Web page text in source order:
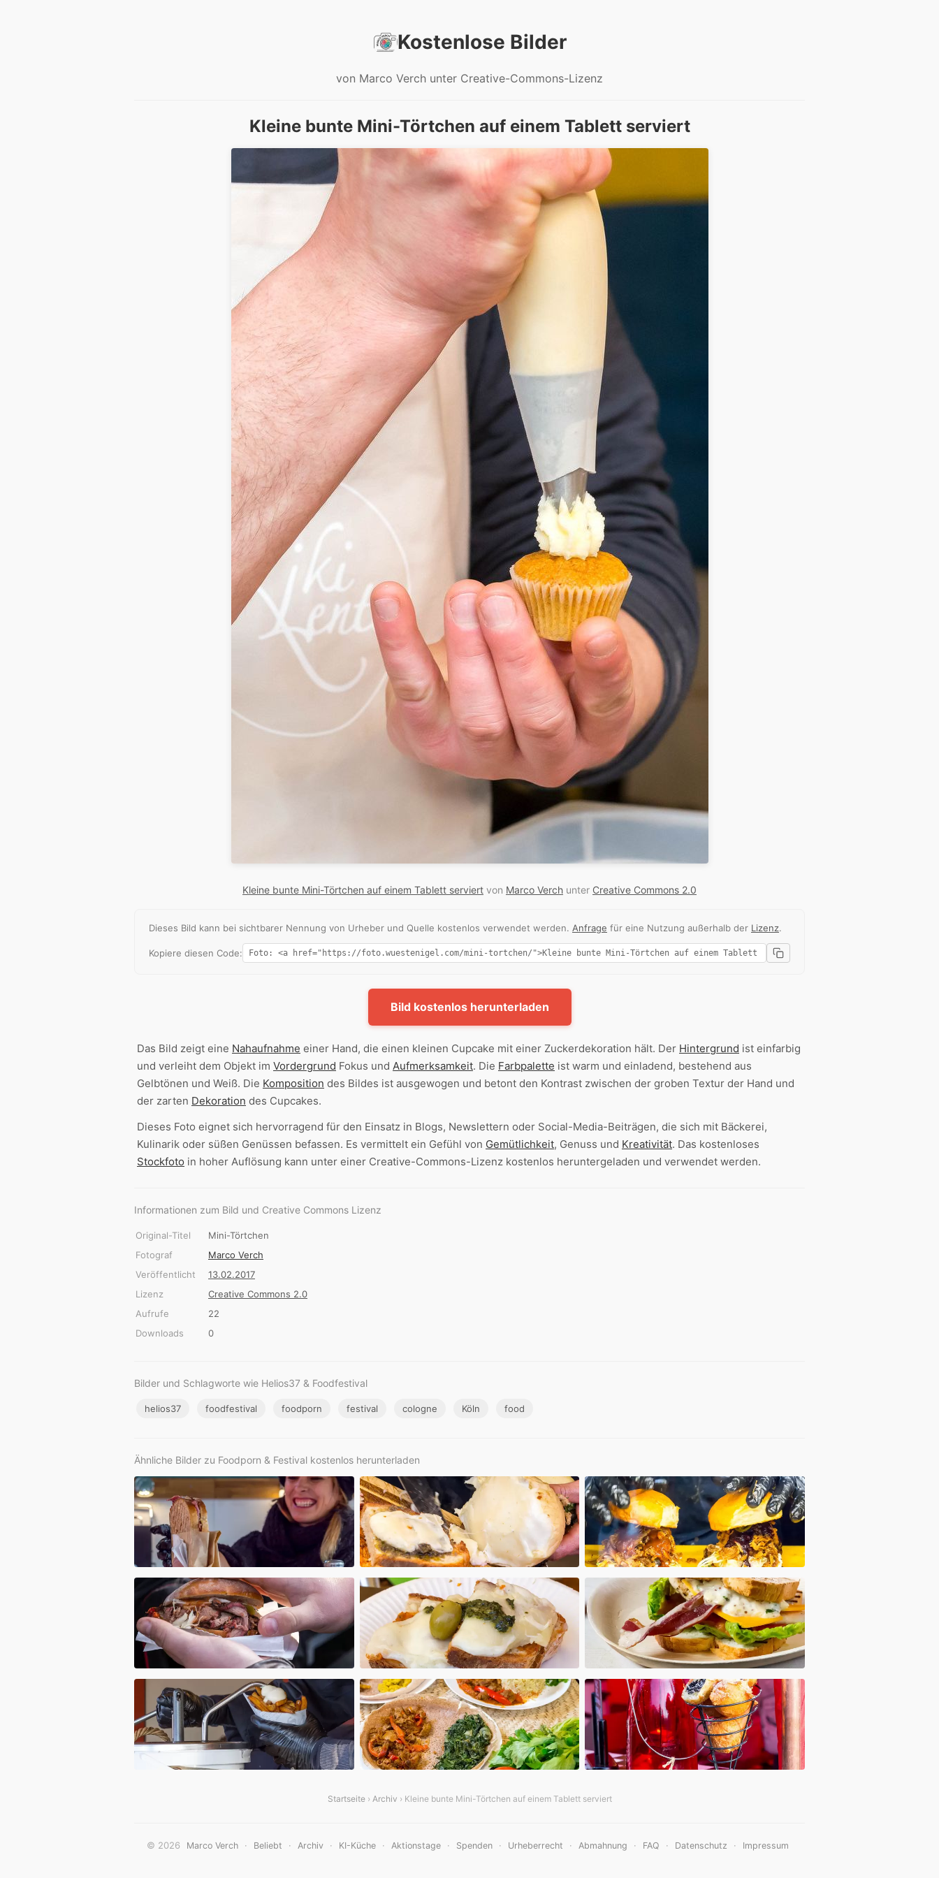
Kostenlose Bilder
von Marco Verch unter Creative-Commons-Lizenz
Kleine bunte Mini-Törtchen auf einem Tablett serviert
Kleine bunte Mini-Törtchen auf einem Tablett serviert von Marco Verch unter Creative Commons 2.0
Dieses Bild kann bei sichtbarer Nennung von Urheber und Quelle kostenlos verwendet werden. Anfrage für eine Nutzung außerhalb der Lizenz.
Kopiere diesen Code:
Bild kostenlos herunterladen
Das Bild zeigt eine Nahaufnahme einer Hand, die einen kleinen Cupcake mit einer Zuckerdekoration hält. Der Hintergrund ist einfarbig
und verleiht dem Objekt im Vordergrund Fokus und Aufmerksamkeit. Die Farbpalette ist warm und einladend, bestehend aus
Gelbtönen und Weiß. Die Komposition des Bildes ist ausgewogen und betont den Kontrast zwischen der groben Textur der Hand und
der zarten Dekoration des Cupcakes.
Dieses Foto eignet sich hervorragend für den Einsatz in Blogs, Newslettern oder Social-Media-Beiträgen, die sich mit Bäckerei,
Kulinarik oder süßen Genüssen befassen. Es vermittelt ein Gefühl von Gemütlichkeit, Genuss und Kreativität. Das kostenloses
Stockfoto in hoher Auflösung kann unter einer Creative-Commons-Lizenz kostenlos heruntergeladen und verwendet werden.
Informationen zum Bild und Creative Commons Lizenz
Original-Titel
Mini-Törtchen
Fotograf
Marco Verch
Veröffentlicht
13.02.2017
Lizenz
Creative Commons 2.0
Aufrufe
22
Downloads
0
Bilder und Schlagworte wie Helios37 & Foodfestival
helios37 foodfestival foodporn festival cologne Köln food
Ähnliche Bilder zu Foodporn & Festival kostenlos herunterladen
Startseite› Archiv › Kleine bunte Mini-Törtchen auf einem Tablett serviert
© 2026 Marco Verch · Beliebt · Archiv · KI-Küche · Aktionstage · Spenden · Urheberrecht · Abmahnung · FAQ · Datenschutz · Impressum